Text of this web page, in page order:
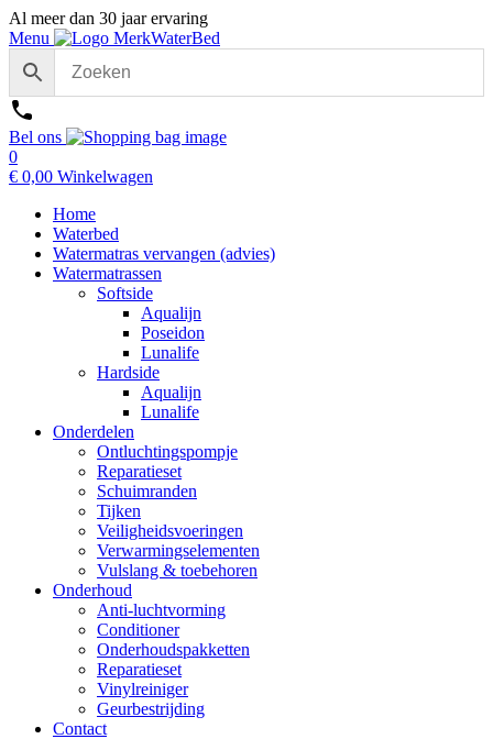
Al meer dan 30 jaar ervaring
Menu
Bel ons
0
€ 0,00 Winkelwagen
Home
Waterbed
Watermatras vervangen (advies)
Watermatrassen
Softside
Aqualijn
Poseidon
Lunalife
Hardside
Aqualijn
Lunalife
Onderdelen
Ontluchtingspompje
Reparatieset
Schuimranden
Tijken
Veiligheidsvoeringen
Verwarmingselementen
Vulslang & toebehoren
Onderhoud
Anti-luchtvorming
Conditioner
Onderhoudspakketten
Reparatieset
Vinylreiniger
Geurbestrijding
Contact